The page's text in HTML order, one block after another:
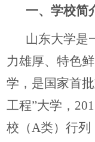
一、学校简
山东大学是
力雄厚、特色
学，是国家首
工程”大学，
校（A类）行列